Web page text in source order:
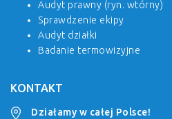
Audyt prawny (ryn. wtórny)
Sprawdzenie ekipy
Audyt działki
Badanie termowizyjne
KONTAKT
Działamy w całej Polsce!